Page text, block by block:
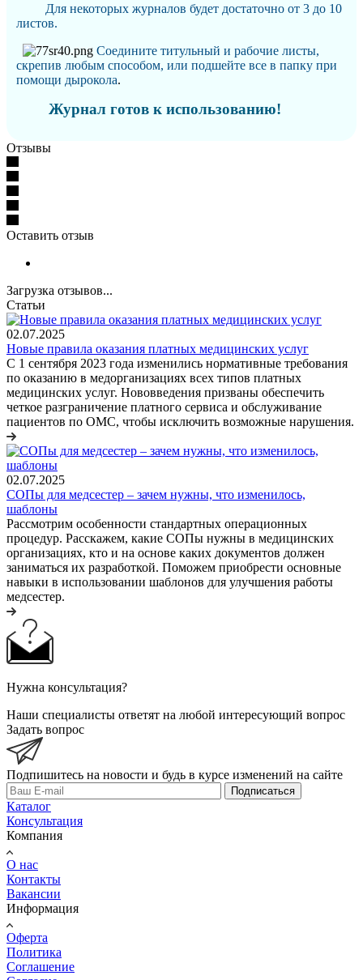
Для некоторых журналов будет достаточно от 3 до 10
листов.
Соедините титульный и рабочие листы,
скрепив любым способом, или подшейте все в папку при
помощи дырокола.
Журнал готов к использованию!
Отзывы
Оставить отзыв
Загрузка отзывов...
Статьи
02.07.2025
Новые правила оказания платных медицинских услуг
С 1 сентября 2023 года изменились нормативные требования
по оказанию в медорганизациях всех типов платных
медицинских услуг. Нововведения призваны обеспечить
четкое разграничение платного сервиса и обслуживание
пациентов по ОМС, чтобы исключить возможные нарушения.
02.07.2025
СОПы для медсестер – зачем нужны, что изменилось,
шаблоны
Рассмотрим особенности стандартных операционных
процедур. Расскажем, какие СОПы нужны в медицинских
организациях, кто и на основе каких документов должен
заниматься их разработкой. Поможем приобрести основные
навыки в использовании шаблонов для улучшения работы
медсестер.
Нужна консультация?
Наши специалисты ответят на любой интересующий вопрос
Задать вопрос
Подпишитесь на новости и будь в курсе изменений на сайте
Подписаться
Каталог
Консультация
Компания
О нас
Контакты
Вакансии
Информация
Оферта
Политика
Соглашение